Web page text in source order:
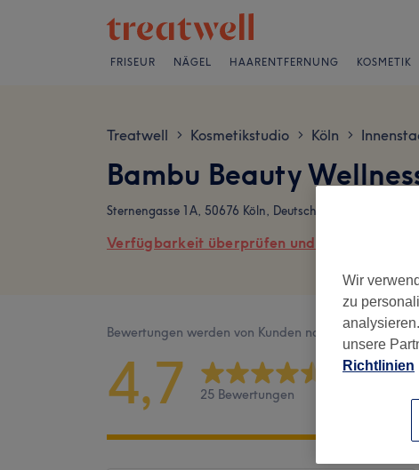
FRISEUR NÄGEL HAARENTFERNUNG KOSMETIK
Treatwell > Kosmetikstudio > Köln >
Bambu Beauty
Sternengasse 1A, 50676 Köln, Deutschland
Verfügbarkeit überprüfen und online buchen
Bewertungen werden von Kunden nach ihrem
4,7 25 Bewertungen
Wir
zu
unsere
Richtlinien